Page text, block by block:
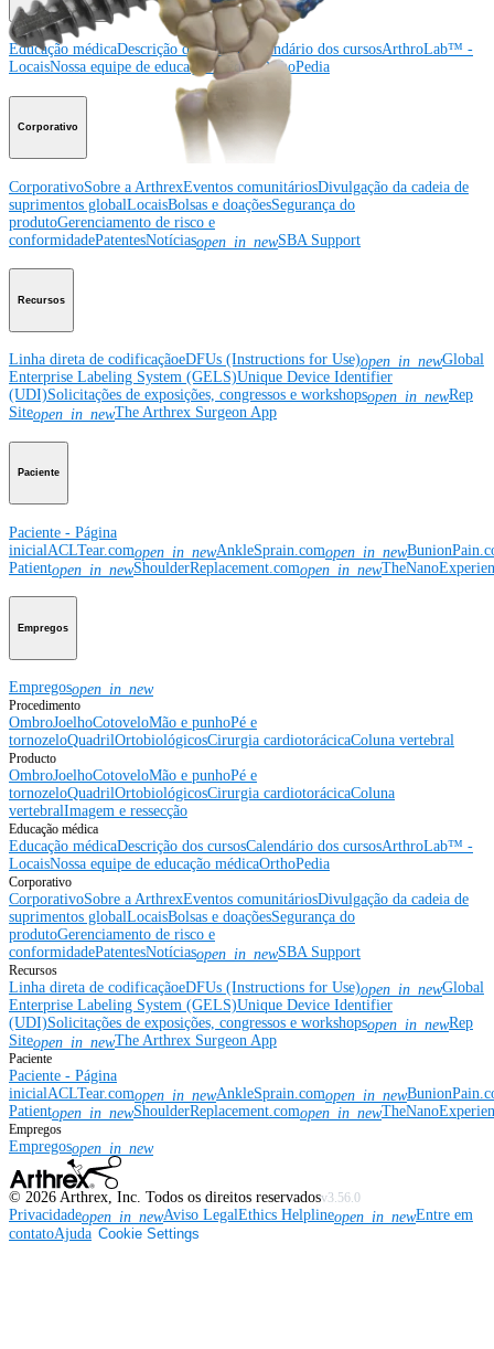
Educação médicaDescrição dos cursosCalendário dos cursosArthroLab™ -
LocaisNossa equipe de educação médicaOrthoPedia
Corporativo
CorporativoSobre a ArthrexEventos comunitáriosDivulgação da cadeia de
suprimentos globalLocaisBolsas e doaçõesSegurança do
produtoGerenciamento de risco e
conformidadePatentesNotíciasopen_in_newSBA Support
Recursos
Linha direta de codificaçãoeDFUs (Instructions for Use)open_in_newGlobal
Enterprise Labeling System (GELS)Unique Device Identifier
(UDI)Solicitações de exposições, congressos e workshopsopen_in_newRep
Siteopen_in_newThe Arthrex Surgeon App
Paciente
Paciente - Página
inicialACLTear.comopen_in_newAnkleSprain.comopen_in_new
Patientopen_in_newShoulderReplacement.comopen_in_new
Empregos
Empregosopen_in_new
Procedimento
OmbroJoelhoCotoveloMão e punhoPé e
tornozeloQuadrilOrtobiológicosCirurgia cardiotorácicaColuna vertebral
Producto
OmbroJoelhoCotoveloMão e punhoPé e
tornozeloQuadrilOrtobiológicosCirurgia cardiotorácicaColuna
vertebralImagem e ressecção
Educação médica
Educação médicaDescrição dos cursosCalendário dos cursosArthroLab™ -
LocaisNossa equipe de educação médicaOrthoPedia
Corporativo
CorporativoSobre a ArthrexEventos comunitáriosDivulgação da cadeia de
suprimentos globalLocaisBolsas e doaçõesSegurança do
produtoGerenciamento de risco e
conformidadePatentesNotíciasopen_in_newSBA Support
Recursos
Linha direta de codificaçãoeDFUs (Instructions for Use)open_in_newGlobal
Enterprise Labeling System (GELS)Unique Device Identifier
(UDI)Solicitações de exposições, congressos e workshopsopen_in_newRep
Siteopen_in_newThe Arthrex Surgeon App
Paciente
Paciente - Página
inicialACLTear.comopen_in_newAnkleSprain.comopen_in_new
Patientopen_in_newShoulderReplacement.comopen_in_new
Empregos
Empregosopen_in_new
© 2026 Arthrex, Inc. Todos os direitos reservadosv3.56.0
Privacidadeopen_in_newAviso LegalEthics Helplineopen_in_newEntre em
contatoAjuda Cookie Settings